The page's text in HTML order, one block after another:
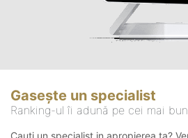
Gasește un specialist
Ranking-ul îi adună pe cei mai
Cauți un specialist in apropierea ta?